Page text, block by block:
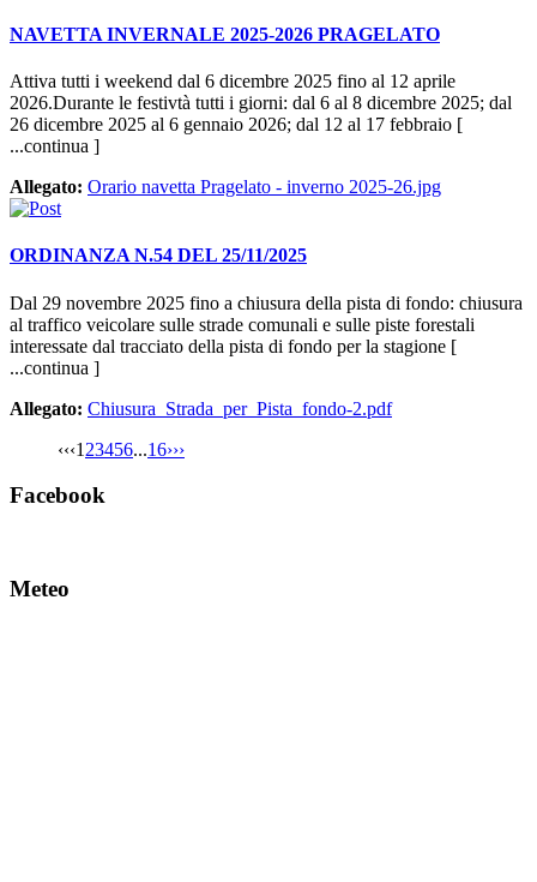
NAVETTA INVERNALE 2025-2026 PRAGELATO
Attiva tutti i weekend dal 6 dicembre 2025 fino al 12 aprile
2026.Durante le festivtà tutti i giorni: dal 6 al 8 dicembre 2025; dal
26 dicembre 2025 al 6 gennaio 2026; dal 12 al 17 febbraio [
...continua ]
Allegato: Orario navetta Pragelato - inverno 2025-26.jpg
ORDINANZA N.54 DEL 25/11/2025
Dal 29 novembre 2025 fino a chiusura della pista di fondo: chiusura
al traffico veicolare sulle strade comunali e sulle piste forestali
interessate dal tracciato della pista di fondo per la stagione [
...continua ]
Allegato: Chiusura_Strada_per_Pista_fondo-2.pdf
‹‹‹1 23456...16›››
Facebook
Meteo